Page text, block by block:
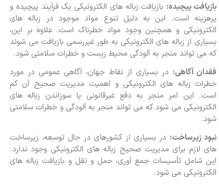
بازیافت پیچیده: بازیافت زباله های الکترونیکی یک فرآیند پیچیده و
پرهزینه است. این به دلیل تنوع مواد موجود در زباله های
الکترونیکی و همچنین وجود مواد خطرناک است. علاوه بر این،
بسیاری از زباله های الکترونیکی به طور غیررسمی بازیافت می شوند
که می تواند منجر به آلودگی محیط زیست و خطرات سلامتی شود.
فقدان آگاهی: در بسیاری از نقاط جهان، آگاهی عمومی در مورد
خطرات زباله های الکترونیکی و اهمیت مدیریت صحیح آن کم
است. این امر منجر به دفع غیرقانونی یا سوزاندن زباله های
الکترونیکی می شود که می تواند منجر به آلودگی و خطرات سلامتی
شود.
نبود زیرساخت: در بسیاری از کشورهای در حال توسعه، زیرساخت
های لازم برای مدیریت صحیح زباله های الکترونیکی وجود ندارد.
این شامل تأسیسات جمع آوری، حمل و نقل و بازیافت زباله های
الکترونیکی می شود.